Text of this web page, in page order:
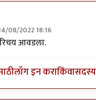
08/2022 18:16
आवडला.
लॉग इन कराकिंवासदस्य